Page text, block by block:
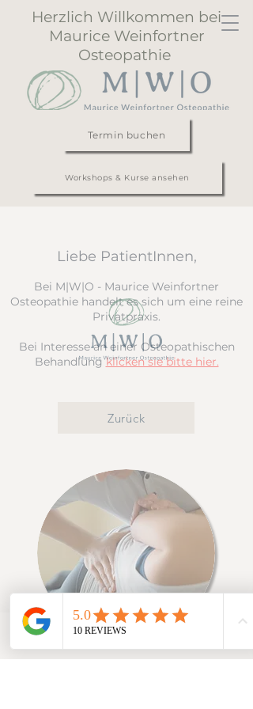
Herzlich Willkommen bei
Maurice Weinfortner
Osteopathie
Termin buchen
Workshops & Kurse ansehen
Liebe PatientInnen,
Bei M|W|O - Maurice Weinfortner
Osteopathie handelt es sich um eine reine
Privatpraxis.
Bei Interesse an einer Osteopathischen
Behandlungklicken sie bitte hier.
Zurück